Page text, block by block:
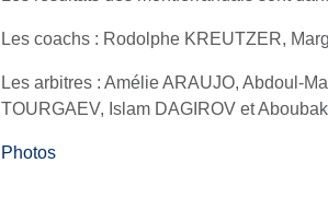
Les coachs : Rodolphe KREUTZER,
Les arbitres : Amélie ARAUJO, Abdoul-
TOURGAEV, Islam DAGIROV et
Photos